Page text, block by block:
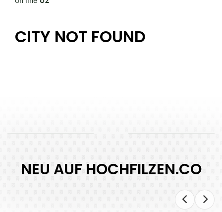
CITY NOT FOUND
NEU AUF HOCHFILZEN.CO